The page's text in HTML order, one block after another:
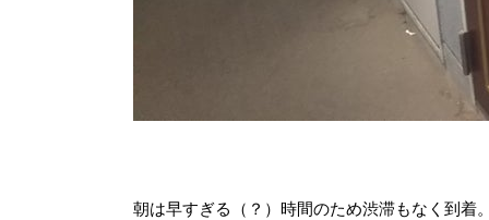
朝は早すぎる（？）時間のため渋滞もなく到着